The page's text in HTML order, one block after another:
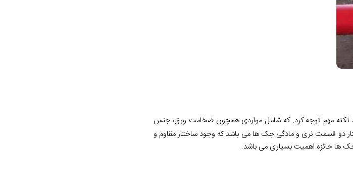
نکته مهم توجه کرد. که شامل مواردی همچون ضخامت ورق، جنس
دو قسمت نری و مادگی جک ها می باشد که وجود ساختار مقاوم و
ها حائزه اهمیت بسیاری می باشد.